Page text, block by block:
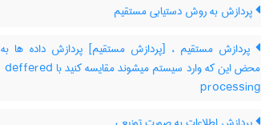
پردازش به روش دستیابی مستقیم
پردازش مستقیم ، [پردازش مستقیم] پردازش داده ها به
محض این که وارد سیستم میشوند مقایسه کنید با ‎ deffered
processing